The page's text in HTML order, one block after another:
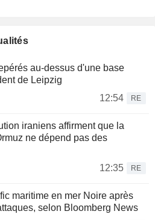
au-dessus d'une base
de Leipzig
12:54
RE
iraniens affirment que la
ne dépend pas des
12:35
RE
maritime en mer Noire après
selon Bloomberg News